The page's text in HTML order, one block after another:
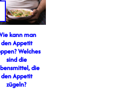
kann man
den Appetit
Welches
sind die
die
den Appetit
zügeln?